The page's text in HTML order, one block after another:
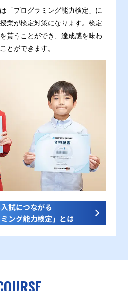
「プログラミング能力検定」に
業が検定対策になります。検定
貰うことができ、達成感を味わ
とができます。
試につながる
ミング能力検定」とは